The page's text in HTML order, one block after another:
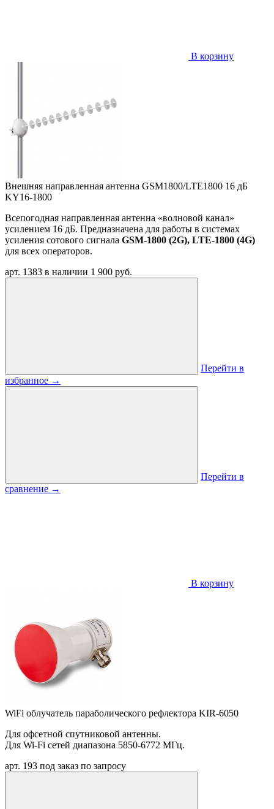
В корзину
Внешняя направленная антенна GSM1800/LTE1800 16 дБ
KY16-1800
Всепогодная направленная антенна «волновой канал»
усилением 16 дБ. Предназначена для работы в системах
усиления сотового сигнала GSM-1800 (2G), LTE-1800 (4G)
для всех операторов.
арт. 1383 в наличии 1 900 руб.
Перейти в
избранное →
Перейти в
сравнение →
В корзину
WiFi облучатель параболического рефлектора KIR-6050
Для офсетной спутниковой антенны.
Для Wi-Fi сетей диапазона 5850-6772 МГц.
арт. 193 под заказ по запросу